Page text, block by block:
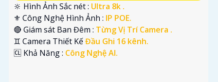
🔆 Hình Ảnh Sắc nét : Ultra 8k .
⚜️ Công Nghệ Hình Ảnh : IP POE.
🔴 Giám sát Ban Đêm : Từng Vị Trí Camera .
♊ Camera Thiết KếĐầu Ghi 16 kênh.
️🆑 Khả Năng : Công Nghệ AI.